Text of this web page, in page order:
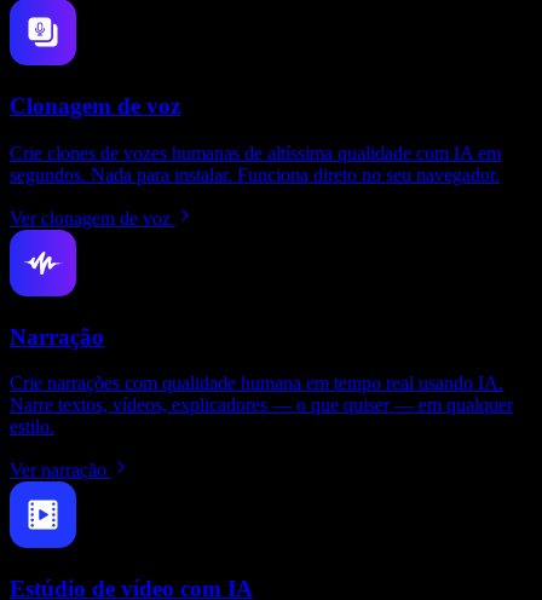
Clonagem de voz
Crie clones de vozes humanas de altíssima qualidade com IA em
segundos. Nada para instalar. Funciona direto no seu navegador.
Ver clonagem de voz
Narração
Crie narrações com qualidade humana em tempo real usando IA.
Narre textos, vídeos, explicadores — o que quiser — em qualquer
estilo.
Ver narração
Estúdio de vídeo com IA